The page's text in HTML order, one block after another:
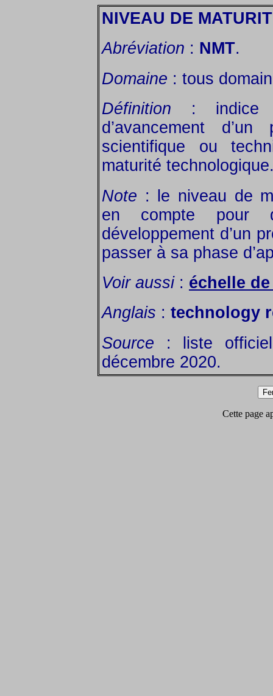
NIVEAU DE
Abréviation : NMT.
Domaine : tous
Définition : indice
d’avancement
scientifique ou
maturité
Note : le niveau de
en compte pour
développement d’un
passer à sa phase
Voir aussi: échelle
Anglais : technology
Source : liste
décembre 2020.
Cette page